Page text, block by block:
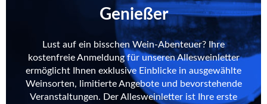
Genießer
Lust auf ein bisschen Wein-Abenteuer? Ihre
kostenfreie Anmeldung für unseren Allesweinletter
ermöglicht Ihnen exklusive Einblicke in ausgewählte
Weinsorten, limitierte Angebote und bevorstehende
Veranstaltungen. Der Allesweinletter ist Ihre erste